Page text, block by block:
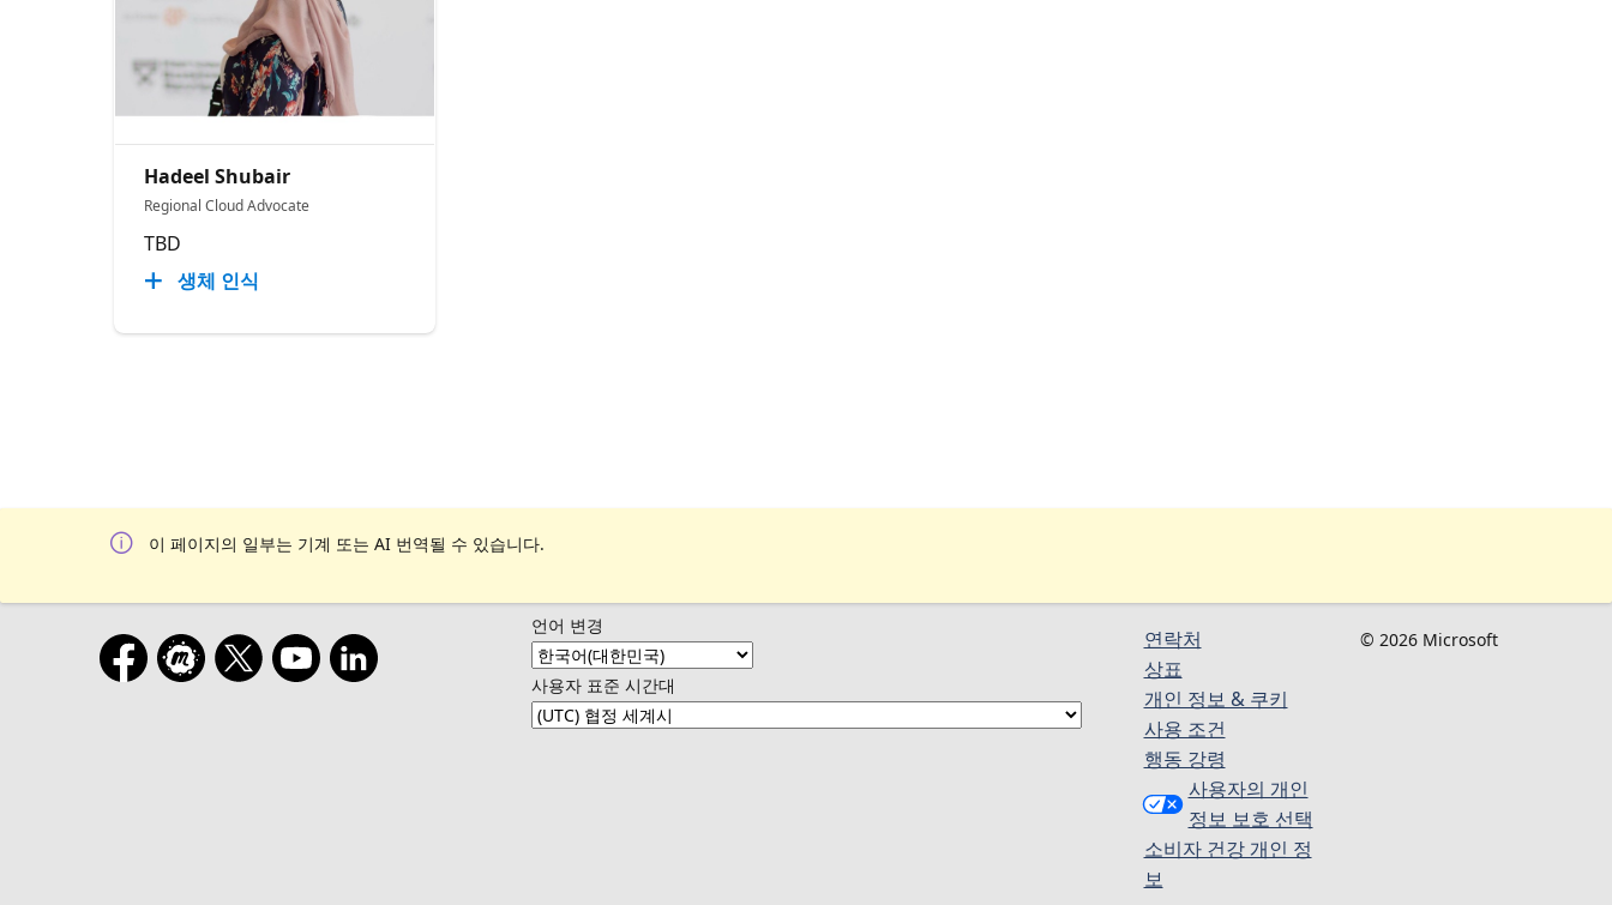
Hadeel Shubair
Regional Cloud Advocate
TBD
생체 인식
이 페이지의 일부는 기계 또는 AI 번역될 수 있습니다.
언어 변경
사용자 표준 시간대
연락처
상표
개인 정보 & 쿠키
사용 조건
행동 강령
사용자의 개인
정보 보호 선택
소비자 건강 개인 정
보
© 2026 Microsoft